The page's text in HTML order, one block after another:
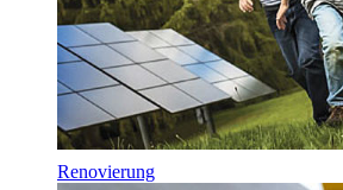
Renovierung